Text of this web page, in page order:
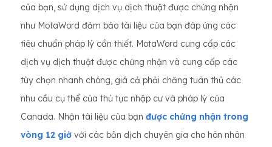
của bạn, sử dụng dịch vụ dịch thuật được chứng nhận
như MotaWord đảm bảo tài liệu của bạn đáp ứng các
tiêu chuẩn pháp lý cần thiết. MotaWord cung cấp các
dịch vụ dịch thuật được chứng nhận và cung cấp các
tùy chọn nhanh chóng, giá cả phải chăng tuân thủ các
nhu cầu cụ thể của thủ tục nhập cư và pháp lý của
Canada. Nhận tài liệu của bạn được chứng nhận trong
vòng 12 giờ với các bản dịch chuyên gia cho hôn nhân